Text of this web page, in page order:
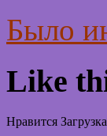
Было
Like
Нравится